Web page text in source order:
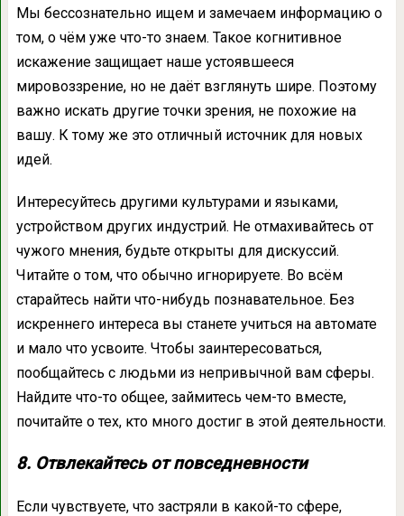
Мы бессознательно ищем и замечаем информацию о
том, о чём уже что-то знаем. Такое когнитивное
искажение защищает наше устоявшееся
мировоззрение, но не даёт взглянуть шире. Поэтому
важно искать другие точки зрения, не похожие на
вашу. К тому же это отличный источник для новых
идей.
Интересуйтесь другими культурами и языками,
устройством других индустрий. Не отмахивайтесь от
чужого мнения, будьте открыты для дискуссий.
Читайте о том, что обычно игнорируете. Во всём
старайтесь найти что-нибудь познавательное. Без
искреннего интереса вы станете учиться на автомате
и мало что усвоите. Чтобы заинтересоваться,
пообщайтесь с людьми из непривычной вам сферы.
Найдите что-то общее, займитесь чем-то вместе,
почитайте о тех, кто много достиг в этой деятельности.
8. Отвлекайтесь от повседневности
Если чувствуете, что застряли в какой-то сфере,